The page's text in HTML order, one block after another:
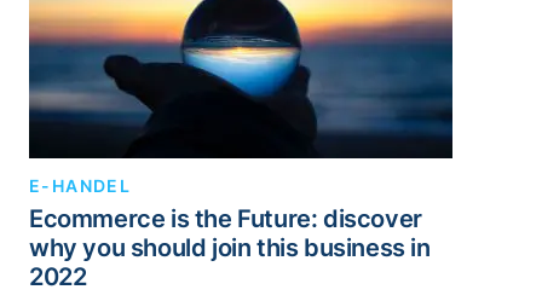
E-HANDEL
Ecommerce is the Future: discover
why you should join this business in
2022